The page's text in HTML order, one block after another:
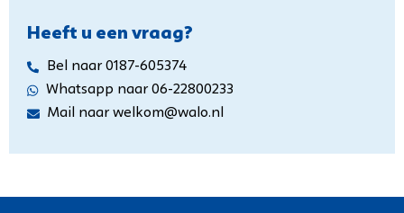
Heeft u een vraag?
Bel naar 0187-605374
Whatsapp naar 06-22800233
Mail naar welkom@walo.nl